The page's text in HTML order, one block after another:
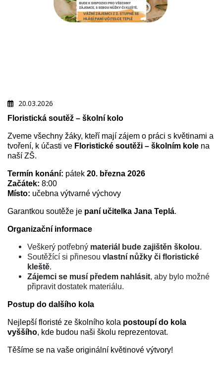
20.03.2026
Floristická soutěž – školní kolo
Zveme všechny žáky, kteří mají zájem o práci s květinami a
tvoření, k účasti ve Floristické soutěži – školním kole na
naší ZŠ.
Termín konání: pátek 20. března 2026
Začátek: 8:00
Místo: učebna výtvarné výchovy
Garantkou soutěže je paní učitelka Jana Teplá.
Organizační informace
Veškerý potřebný materiál bude zajištěn školou.
Soutěžící si přinesou vlastní nůžky či floristické
kleště.
Zájemci se musí předem nahlásit, aby bylo možné
připravit dostatek materiálu.
Postup do dalšího kola
Nejlepší floristé ze školního kola postoupí do kola
vyššího, kde budou naši školu reprezentovat.
Těšíme se na vaše originální květinové výtvory!